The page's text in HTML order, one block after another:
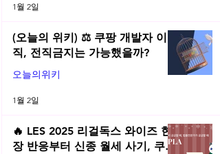
1월 2일
(오늘의 위키) ⚖️ 쿠팡 개발자 이
직, 전직금지는 가능했을까?
오늘의위키
1월 2일
🔥 LES 2025 리걸독스 와이즈 현
장 반응부터 신종 월세 사기, 쿠팡